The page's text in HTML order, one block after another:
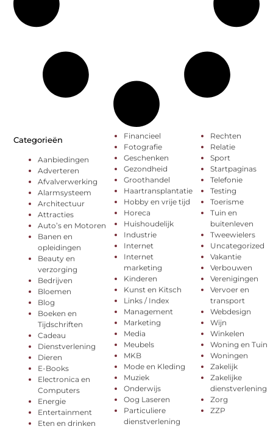
Categorieën
Aanbiedingen
Adverteren
Afvalverwerking
Alarmsysteem
Architectuur
Attracties
Auto’s en Motoren
Banen en
opleidingen
Beauty en
verzorging
Bedrijven
Bloemen
Blog
Boeken en
Tijdschriften
Cadeau
Dienstverlening
Dieren
E-Books
Electronica en
Computers
Energie
Entertainment
Eten en drinken
Financieel
Fotografie
Geschenken
Gezondheid
Groothandel
Haartransplantatie
Hobby en vrije tijd
Horeca
Huishoudelijk
Industrie
Internet
Internet
marketing
Kinderen
Kunst en Kitsch
Links / Index
Management
Marketing
Media
Meubels
MKB
Mode en Kleding
Muziek
Onderwijs
Oog Laseren
Particuliere
dienstverlening
Rechten
Relatie
Sport
Startpaginas
Telefonie
Testing
Toerisme
Tuin en
buitenleven
Tweewielers
Uncategorized
Vakantie
Verbouwen
Verenigingen
Vervoer en
transport
Webdesign
Wijn
Winkelen
Woning en Tuin
Woningen
Zakelijk
Zakelijke
dienstverlening
Zorg
ZZP